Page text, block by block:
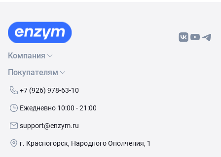
Компания
О нас
Бренды
Покупателям
Как сделать заказ
Условия доставки
+7 (926) 978-63-10
Ежедневно 10:00 - 21:00
support@enzym.ru
г. Красногорск, Народного Ополчения, 1